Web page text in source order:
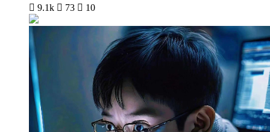
 9.1k  73  10